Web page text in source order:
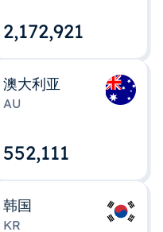
2,172,922
澳大利亚
AU
552,112
韩国
KR